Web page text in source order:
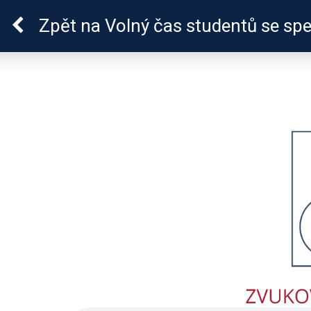
ADHD
Zpět na Volný čas studentů se